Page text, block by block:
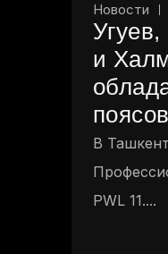
Новости
и
В
PWL 11....